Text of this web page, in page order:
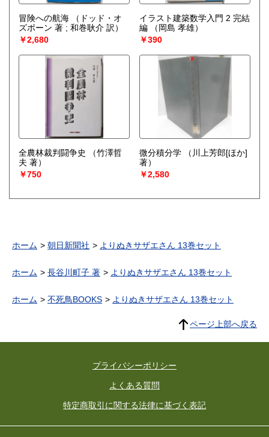
冒険への航海
（ドッド・オ
ズボーン 著 ; 和巻耿介 訳）
￥2,680
イラスト建築数学入門 2 完結
編
（岡島 孝雄）
￥390
全農林裁判闘争史
（竹澤哲
夫 著）
￥750
微分積分学
（川上芳郎[ほか]
著）
￥2,580
ホーム 朝日新聞社 よりぬきサザエさん 13巻セット
ホーム 長谷川町子 著 よりぬきサザエさん 13巻セット
ホーム 不死鳥BOOKS よりぬきサザエさん 13巻セット
ページ上部へ戻る
プライバシーポリシー
よくある質問
特定商取引に関する法律に基づく表記